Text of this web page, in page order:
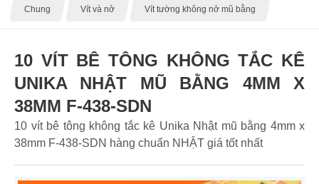
Chung Vít và nở Vít tường không nở mũ bằng
10 VÍT BÊ TÔNG KHÔNG TẮC KÊ
UNIKA NHẬT MŨ BẰNG 4MM X
38MM F-438-SDN
10 vít bê tông không tắc kê Unika Nhật mũ bằng 4mm x
38mm F-438-SDN hàng chuẩn NHẬT giá tốt nhất